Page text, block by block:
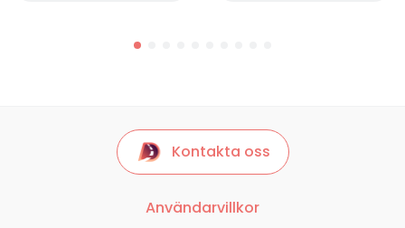
Kontakta oss
Användarvillkor